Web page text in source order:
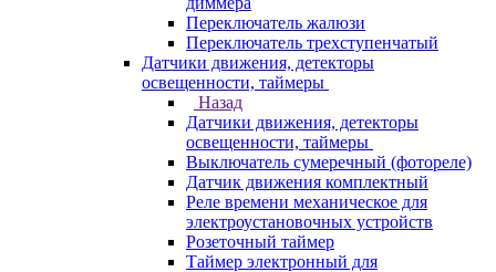
Переключатель жалюзи
Переключатель трехступенчатый
Датчики движения, детекторы
освещенности, таймеры
Назад
Датчики движения, детекторы
освещенности, таймеры
Выключатель сумеречный (фотореле)
Датчик движения комплектный
Реле времени механическое для
электроустановочных устройств
Розеточный таймер
Таймер электронный для